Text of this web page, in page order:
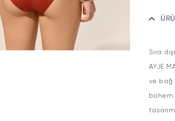
Sıra
AYJE
ve bağ
bohem